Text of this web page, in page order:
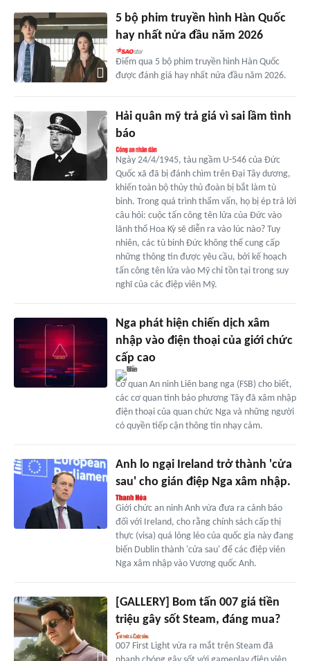
5 bộ phim truyền hình Hàn Quốc
hay nhất nửa đầu năm 2026
Điểm qua 5 bộ phim truyền hình Hàn Quốc
được đánh giá hay nhất nửa đầu năm 2026.
Hải quân mỹ trả giá vì sai lầm tình
báo
Ngày 24/4/1945, tàu ngầm U-546 của Đức
Quốc xã đã bị đánh chìm trên Đại Tây dương,
khiến toàn bộ thủy thủ đoàn bị bắt làm tù
binh. Trong quá trình thẩm vấn, họ bị ép trả lời
câu hỏi: cuộc tấn công tên lửa của Đức vào
lãnh thổ Hoa Kỳ sẽ diễn ra vào lúc nào? Tuy
nhiên, các tù binh Đức không thể cung cấp
những thông tin được yêu cầu, bởi kế hoạch
tấn công tên lửa vào Mỹ chỉ tồn tại trong suy
nghĩ của các điệp viên Mỹ.
Nga phát hiện chiến dịch xâm
nhập vào điện thoại của giới chức
cấp cao
Cơ quan An ninh Liên bang nga (FSB) cho biết,
các cơ quan tình báo phương Tây đã xâm nhập
điện thoại của quan chức Nga và những người
có quyền tiếp cận thông tin nhạy cảm.
Anh lo ngại Ireland trở thành 'cửa
sau' cho gián điệp Nga xâm nhập.
Giới chức an ninh Anh vừa đưa ra cảnh báo
đối với Ireland, cho rằng chính sách cấp thị
thực (visa) quá lỏng lẻo của quốc gia này đang
biến Dublin thành 'cửa sau' để các điệp viên
Nga xâm nhập vào Vương quốc Anh.
[GALLERY] Bom tấn 007 giá tiền
triệu gây sốt Steam, đáng mua?
007 First Light vừa ra mắt trên Steam đã